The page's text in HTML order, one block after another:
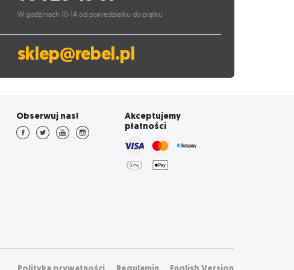
W godzinach 10-14 od poniedziałku do piątku
sklep@rebel.pl
Obserwuj nas!
Akceptujemy
płatności